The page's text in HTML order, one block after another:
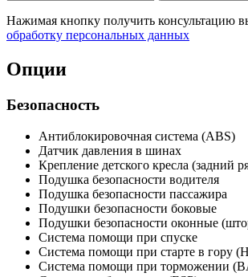
Нажимая кнопку получить консультацию
обработку персональных данных
Опции
Безопасность
Антиблокировочная система (ABS)
Датчик давления в шинах
Крепление детского кресла (задний
Подушка безопасности водителя
Подушка безопасности пассажира
Подушки безопасности боковые
Подушки безопасности оконные
Система помощи при спуске
Система помощи при старте в гору
Система помощи при торможении